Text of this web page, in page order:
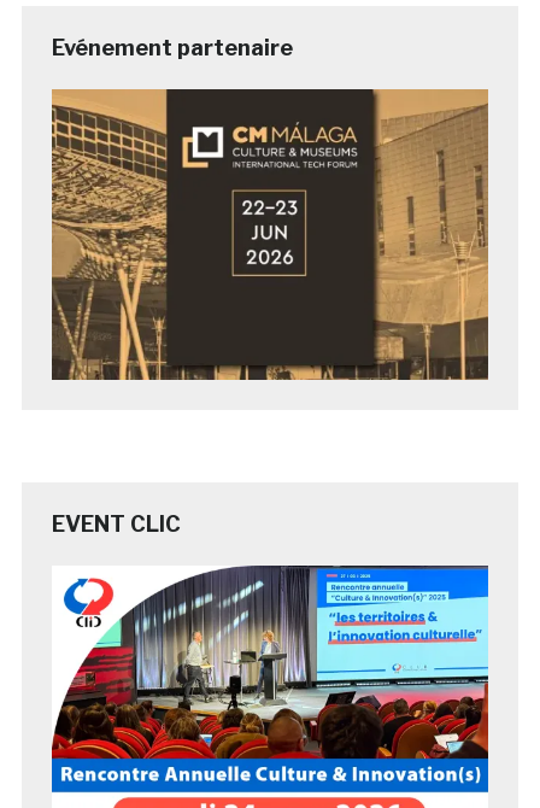
Evénement partenaire
EVENT CLIC